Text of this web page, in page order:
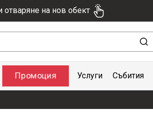
отваряне на нов обект
Промоция Услуги Събития